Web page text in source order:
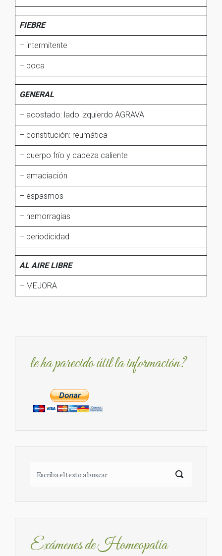
FIEBRE
– intermitente
– poca
GENERAL
– acostado: lado izquierdo AGRAVA
– constitución: reumática
– cuerpo frío y cabeza caliente
– emaciación
– espasmos
– hemorragias
– periodicidad
AL AIRE LIBRE
– MEJORA
le ha parecido útil la información?
Exámenes de Homeopatía